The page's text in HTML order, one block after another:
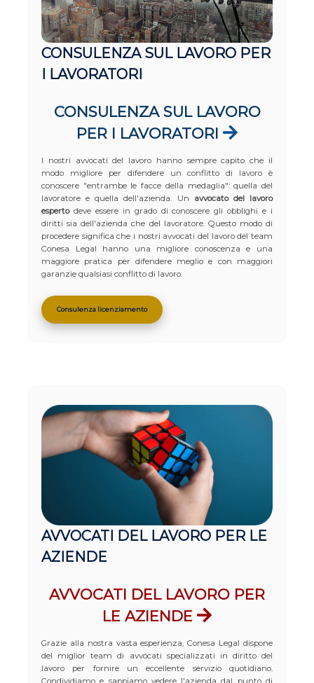
CONSULENZA SUL LAVORO PER
I LAVORATORI
CONSULENZA SUL LAVORO
PER I LAVORATORI
I nostri avvocati del lavoro hanno sempre capito che il
modo migliore per difendere un conflitto di lavoro è
conoscere "entrambe le facce della medaglia": quella del
lavoratore e quella dell'azienda. Un avvocato del lavoro
espertodeve essere in grado di conoscere gli obblighi e i
diritti sia dell'azienda che del lavoratore. Questo modo di
procedere significa che i nostri avvocati del lavoro del team
Conesa Legal hanno una migliore conoscenza e una
maggiore pratica per difendere meglio e con maggiori
garanzie qualsiasi conflitto di lavoro.
Consulenza licenziamento
AVVOCATI DEL LAVORO PER LE
AZIENDE
AVVOCATI DEL LAVORO PER
LE AZIENDE
Grazie alla nostra vasta esperienza, Conesa Legal dispone
del miglior team di avvocati specializzati in diritto del
lavoro per fornire un eccellente servizio quotidiano.
Condividiamo e sappiamo vedere l'azienda dal punto di